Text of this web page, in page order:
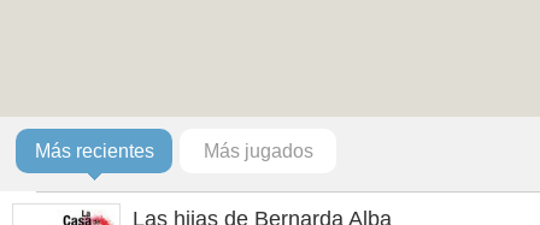
Más recientes Más jugados
Las hijas de Bernarda Alba